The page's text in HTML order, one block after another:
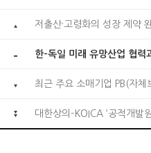
저출산·고령화의 성장 제약
한-독일 미래 유망산업 협력
최근 주요 소매기업 PB(자체
대한상의-KOICA ‘공적개발